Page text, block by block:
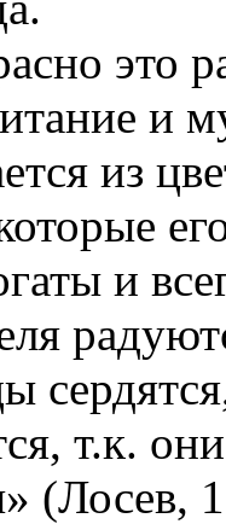
это
и
из
и
т.к.
(Лосев,